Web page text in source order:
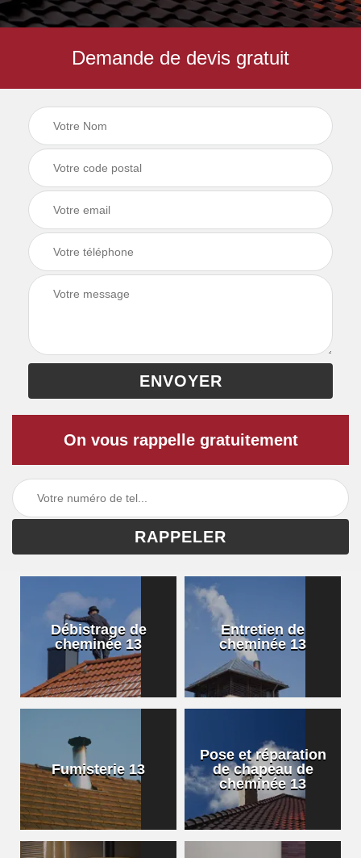
Demande de devis gratuit
On vous rappelle gratuitement
Débistrage de
cheminée 13
Entretien de
cheminée 13
Fumisterie 13
Pose et réparation
de chapeau de
cheminée 13